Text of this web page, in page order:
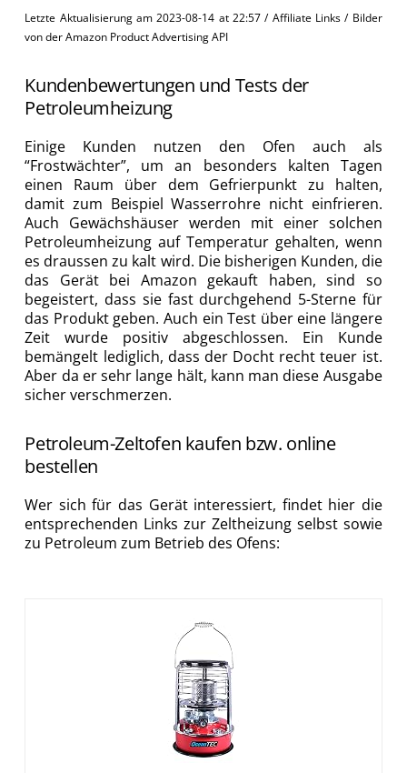
Letzte Aktualisierung am 2023-08-14 at 22:57 / Affiliate Links / Bilder
von der Amazon Product Advertising API
Kundenbewertungen und Tests der
Petroleumheizung
Einige Kunden nutzen den Ofen auch als
“Frostwächter”, um an besonders kalten Tagen
einen Raum über dem Gefrierpunkt zu halten,
damit zum Beispiel Wasserrohre nicht einfrieren.
Auch Gewächshäuser werden mit einer solchen
Petroleumheizung auf Temperatur gehalten, wenn
es draussen zu kalt wird. Die bisherigen Kunden, die
das Gerät bei Amazon gekauft haben, sind so
begeistert, dass sie fast durchgehend 5-Sterne für
das Produkt geben. Auch ein Test über eine längere
Zeit wurde positiv abgeschlossen. Ein Kunde
bemängelt lediglich, dass der Docht recht teuer ist.
Aber da er sehr lange hält, kann man diese Ausgabe
sicher verschmerzen.
Petroleum-Zeltofen kaufen bzw. online
bestellen
Wer sich für das Gerät interessiert, findet hier die
entsprechenden Links zur Zeltheizung selbst sowie
zu Petroleum zum Betrieb des Ofens: